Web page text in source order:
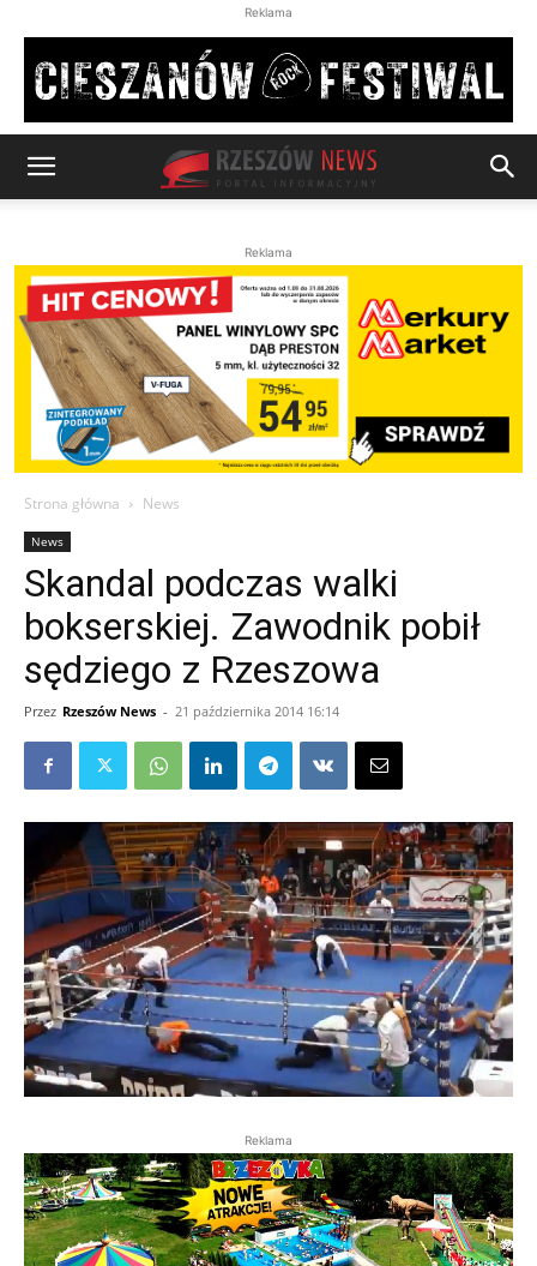
Reklama
Reklama
Strona główna News
News
Skandal podczas walki
bokserskiej. Zawodnik pobił
sędziego z Rzeszowa
Przez Rzeszów News - 21 października 2014 16:14
Reklama